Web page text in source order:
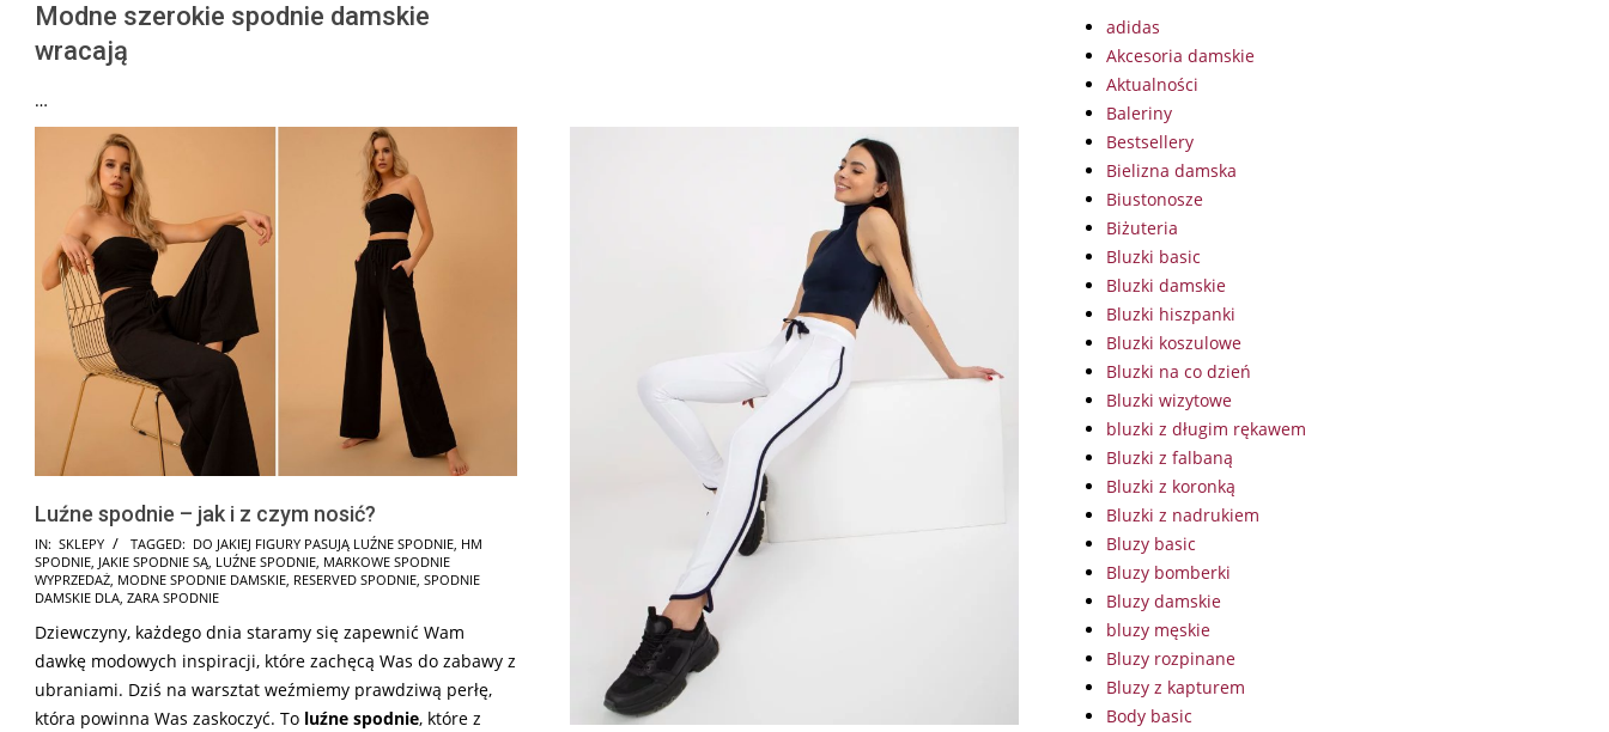
Modne szerokie spodnie damskie
wracają
…
Luźne spodnie – jak i z czym nosić?
2025-
03-
09
IN: SKLEPY TAGGED: DO JAKIEJ FIGURY PASUJĄ LUŹNE SPODNIE, HM
SPODNIE, JAKIE SPODNIE SĄ, LUŹNE SPODNIE, MARKOWE SPODNIE
WYPRZEDAŻ, MODNE SPODNIE DAMSKIE, RESERVED SPODNIE, SPODNIE
DAMSKIE DLA, ZARA SPODNIE
Dziewczyny, każdego dnia staramy się zapewnić Wam
dawkę modowych inspiracji, które zachęcą Was do zabawy z
ubraniami. Dziś na warsztat weźmiemy prawdziwą perłę,
która powinna Was zaskoczyć. To luźne spodnie, które z
adidas
Akcesoria damskie
Aktualności
Baleriny
Bestsellery
Bielizna damska
Biustonosze
Biżuteria
Bluzki basic
Bluzki damskie
Bluzki hiszpanki
Bluzki koszulowe
Bluzki na co dzień
Bluzki wizytowe
bluzki z długim rękawem
Bluzki z falbaną
Bluzki z koronką
Bluzki z nadrukiem
Bluzy basic
Bluzy bomberki
Bluzy damskie
bluzy męskie
Bluzy rozpinane
Bluzy z kapturem
Body basic